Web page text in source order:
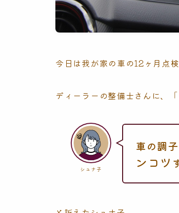
今日は我が家の車の12ヶ月点検
ディーラーの整備士さんに、
シュナ子
車の調
ンコツ